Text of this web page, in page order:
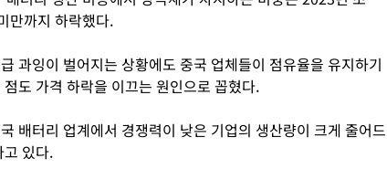
만까지 하락했다.
과잉이 벌어지는 상황에도 중국 업체들이 점유율을 유지하기
도 가격 하락을 이끄는 원인으로 꼽혔다.
배터리 업계에서 경쟁력이 낮은 기업의 생산량이 크게 줄어드
있다.